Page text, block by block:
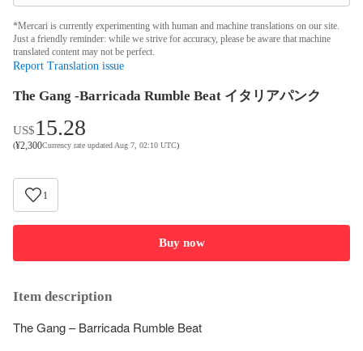
*Mercari is currently experimenting with human and machine translations on our site.
Just a friendly reminder: while we strive for accuracy, please be aware that machine
translated content may not be perfect.
Report Translation issue
The Gang -Barricada Rumble Beat イタリアパンク
US$15.28
(¥2,300Currency rate updated Aug 7, 02:10 UTC)
1
Buy now
Item description
The Gang – Barricada Rumble Beat